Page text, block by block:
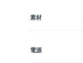
素材
電源